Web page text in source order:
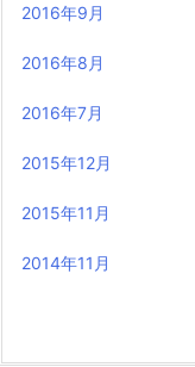
2016年9月
2016年8月
2016年7月
2015年12月
2015年11月
2014年11月